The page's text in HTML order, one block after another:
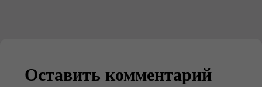
Оставить комментарий